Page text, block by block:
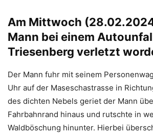
Am Mittwoch
Mann bei einem
Triesenberg verletzt
Der Mann fuhr mit seinem
Uhr auf der Maseschastrasse in
des dichten Nebels geriet der Mann
Fahrbahnrand hinaus und rutschte in
Waldböschung hinunter. Hierbei